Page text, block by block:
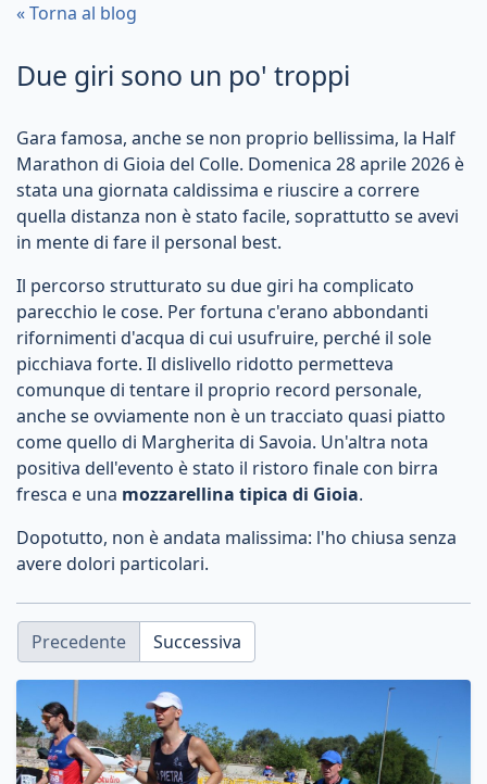
« Torna al blog
Due giri sono un po' troppi
Gara famosa, anche se non proprio bellissima, la Half
Marathon di Gioia del Colle. Domenica 28 aprile 2026 è
stata una giornata caldissima e riuscire a correre
quella distanza non è stato facile, soprattutto se avevi
in mente di fare il personal best.
Il percorso strutturato su due giri ha complicato
parecchio le cose. Per fortuna c'erano abbondanti
rifornimenti d'acqua di cui usufruire, perché il sole
picchiava forte. Il dislivello ridotto permetteva
comunque di tentare il proprio record personale,
anche se ovviamente non è un tracciato quasi piatto
come quello di Margherita di Savoia. Un'altra nota
positiva dell'evento è stato il ristoro finale con birra
fresca e una mozzarellina tipica di Gioia.
Dopotutto, non è andata malissima: l'ho chiusa senza
avere dolori particolari.
Precedente Successiva